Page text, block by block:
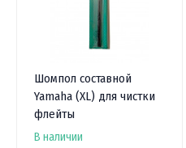
Шомпол составной
Yamaha (XL) для чистки
флейты
В наличии